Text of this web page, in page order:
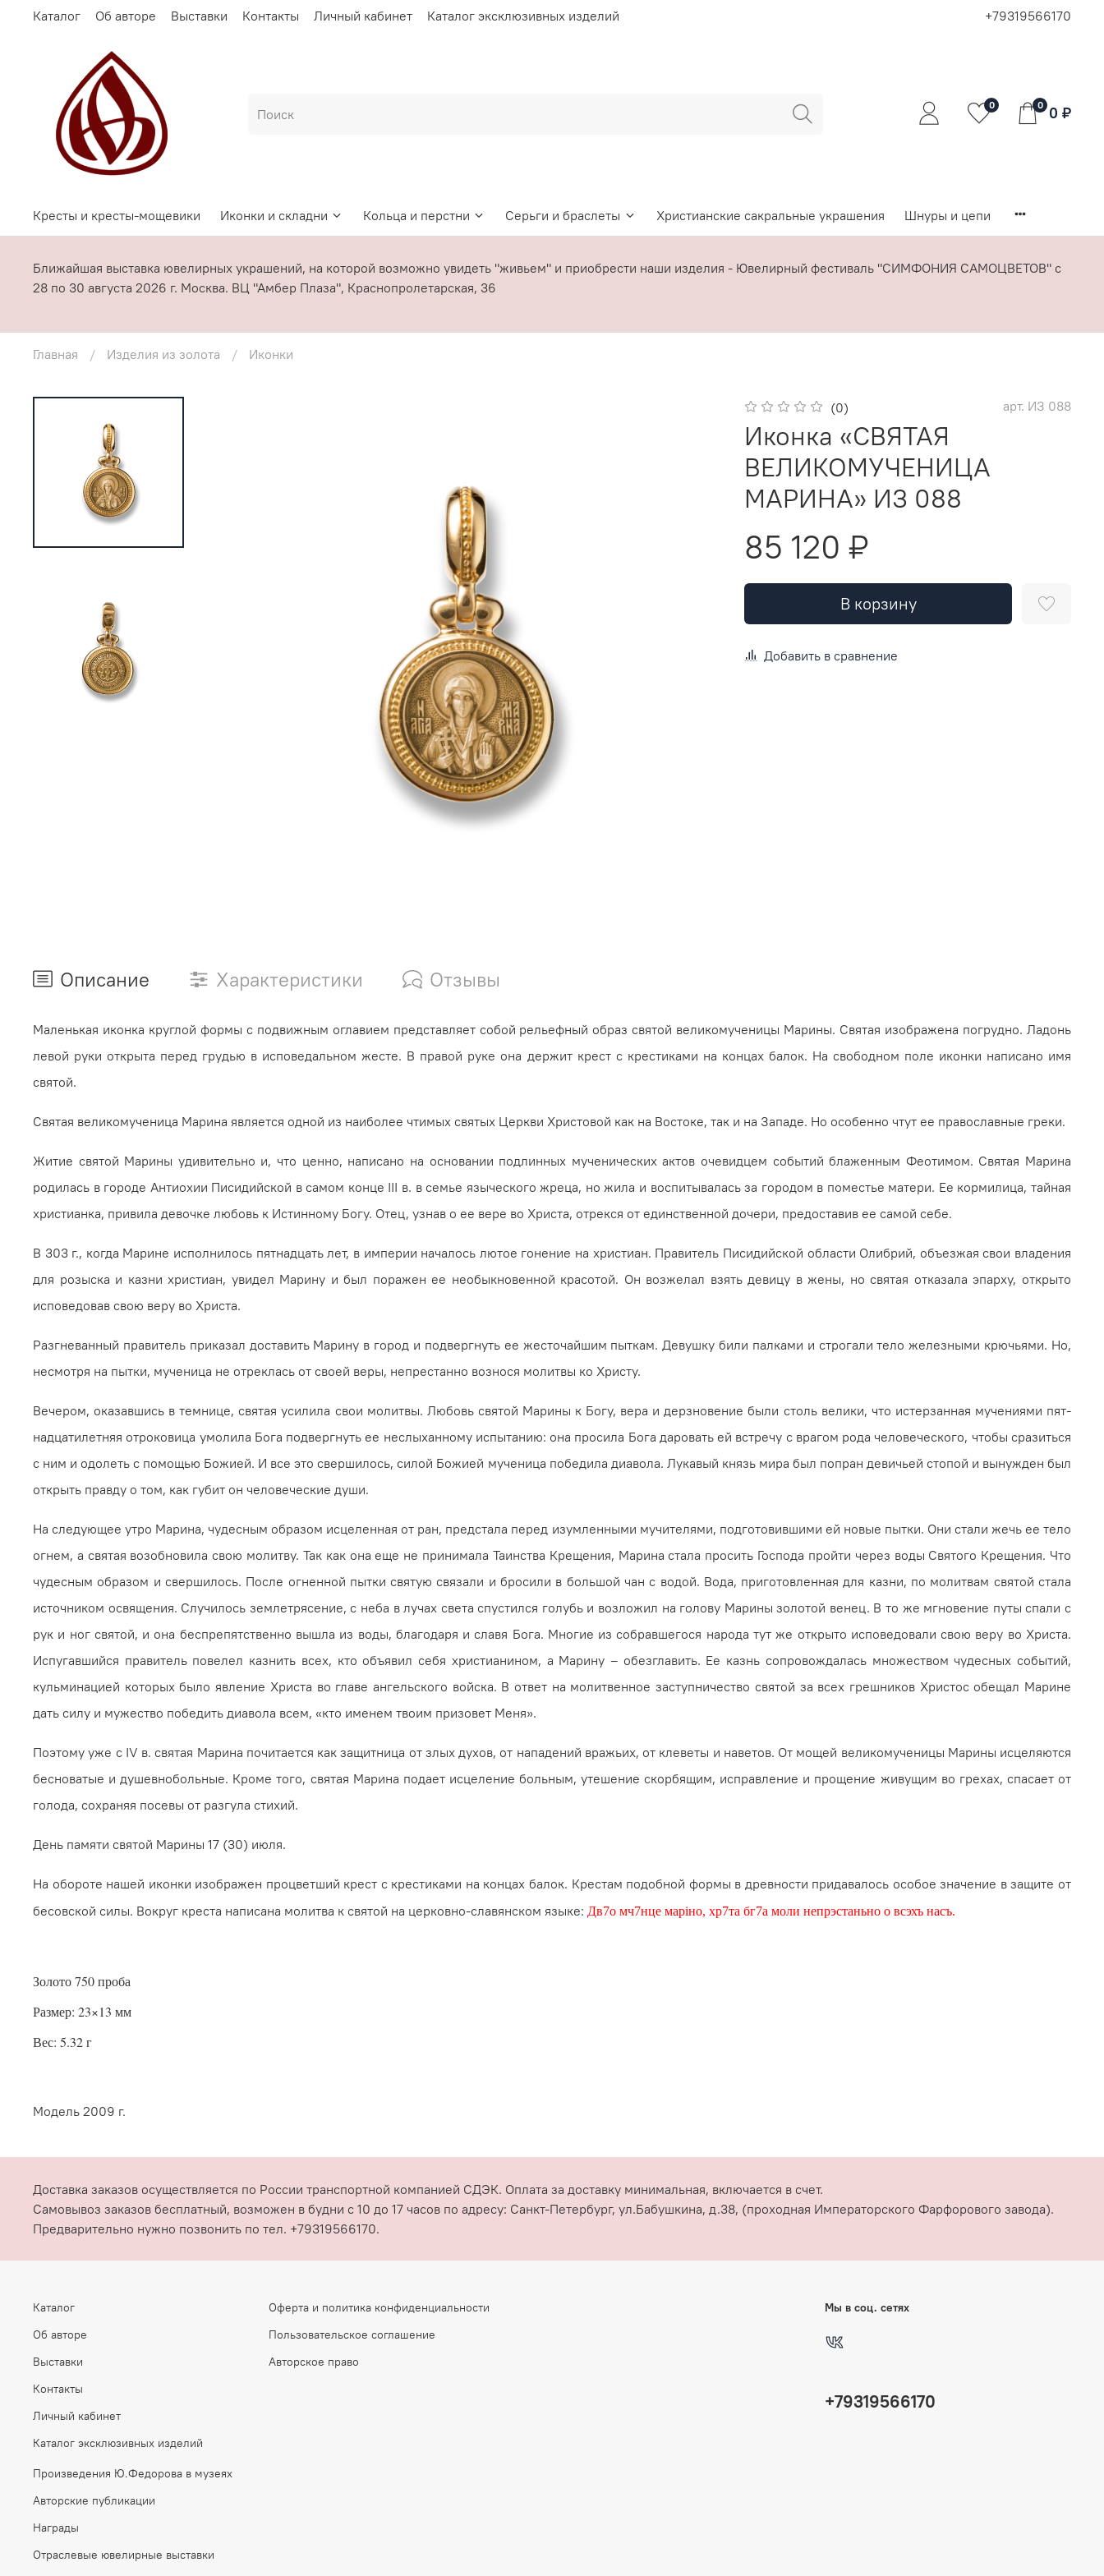
Каталог Об авторе Выставки Контакты Личный кабинет Каталог эксклюзивных изделий +79319566170
0 0 0 ₽
Кресты и кресты-мощевики Иконки и складни Кольца и перстни Серьги и браслеты Христианские сакральные украшения Шнуры и цепи
Ближайшая выставка ювелирных украшений, на которой возможно увидеть "живьем" и приобрести наши изделия - Ювелирный фестиваль "СИМФОНИЯ САМОЦВЕТОВ" с
28 по 30 августа 2026 г. Москва. ВЦ "Амбер Плаза", Краснопролетарская, 36
Главная Изделия из золота Иконки
(0) арт. ИЗ 088
Иконка «СВЯТАЯ
ВЕЛИКОМУЧЕНИЦА
МАРИНА» ИЗ 088
85 120 ₽
В корзину
Добавить в сравнение
Описание Характеристики Отзывы
Маленькая иконка круглой формы с подвижным ог­ла­вием представляет со­б­ой рельефный образ святой вели­­комученицы Марины. Святая изо­бражена погрудно. Ладонь
ле­вой руки открыта перед грудью в исповедаль­ном жесте. В пра­вой руке она держит крест с крес­тиками на концах балок. На сво­бодном поле иконки написано имя
святой.
Святая великомученица Марина является одной из наиболее чти­мых святых Церкви Христовой как на Вос­токе, так и на Западе. Но особенно чтут ее православные греки.
Житие святой Марины уди­вительно и, что ценно, написано на основании подлинных мученических актов очевидцем событий блажен­ным Феотимом. Святая Марина
родилась в городе Антиохии Писидийской в самом конце III в. в семье языческого жреца, но жила и воспитывалась за городом в поместье матери. Ее кормилица, тайная
христианка, привила девочке любовь к Истинному Богу. Отец, узнав о ее вере во Христа, отрекся от единственной дочери, предоставив ее самой себе.
В 303 г., когда Марине исполнилось пятнадцать лет, в империи началось лю­тое гонение на христиан. Правитель Писидийской области Олибрий, объезжая свои владения
для розыска и казни христиан, увидел Марину и был поражен ее необыкновенной красотой. Он возжелал взять девицу в жены, но святая отказала эпарху, открыто
исповедовав свою веру во Христа.
Разгневанный правитель при­казал доставить Марину в город и подвергнуть ее жесточайшим пыткам. Девушку били палками и строгали тело железными крючьями. Но,
несмотря на пыт­ки, мученица не отреклась от сво­ей веры, непрестанно вознося молитвы ко Христу.
Вечером, оказавшись в темнице, святая усилила свои молитвы. Любовь святой Марины к Богу, вера и дерзновение были столь велики, что истерзанная мучениями пят­
надцатилетняя отроковица умо­ли­ла Бога подвергнуть ее неслыханному испытанию: она просила Бога даровать ей встречу с врагом рода человеческого, чтобы сразиться
с ним и одолеть с по­мощью Божией. И все это свершилось, силой Божией мученица победила диавола. Лукавый князь мира был попран девичьей стопой и вынужден был
открыть правду о том, как губит он человеческие души.
На следующее утро Марина, чудесным образом исцеленная от ран, предстала перед изумленными мучителями, подготовившими ей новые пытки. Они стали жечь ее тело
ог­нем, а святая возобновила свою молитву. Так как она еще не принимала Таинства Крещения, Марина стала просить Господа пройти через воды Святого Крещения. Что
чудесным образом и свершилось. После огненной пытки святую связали и бросили в большой чан с водой. Вода, приготовленная для казни, по молитвам святой стала
источником освящения. Случилось землетрясение, с неба в лучах света спустился голубь и возложил на голову Марины золотой венец. В то же мгновение путы спали с
рук и ног святой, и она беспрепятственно вышла из воды, благо­даря и славя Бога. Многие из собравшегося народа тут же открыто исповедовали свою веру во Христа.
Испугавшийся правитель повелел казнить всех, кто объявил себя христианином, а Марину – обезглавить. Ее казнь сопровождалась множеством чудес­ных событий,
кульминацией кото­рых было явление Христа во главе ангельского войска. В ответ на молитвенное заступничество святой за всех грешников Христос обещал Марине
дать силу и мужество победить диавола всем, «кто именем твоим призовет Меня».
Поэтому уже с IV в. святая Мари­на почитается как защитница от злых духов, от нападений вра­жьих, от клеветы и наветов. От мощей великомученицы Мари­ны исцеляются
бесноватые и душевнобольные. Кроме того, святая Мари­на подает исцеление боль­ным, утешение скорбящим, исправление и прощение живущим во грехах, спасает от
голода, сохраняя посевы от разгула стихий.
День памяти святой Марины 17 (30) июля.
На обороте нашей иконки изображен процветший крест с крестиками на концах ба­лок. Крестам подобной формы в древности придавалось особое значение в защите от
бесовской силы. Вокруг креста написана молитва к святой на церковно-славянском языке: Дв7о мч7нце маріно, хр7та бг7а моли непрэстаньно о всэхъ насъ.
Золото 750 проба
Размер: 23×13 мм
Вес: 5.32 г
Модель 2009 г.
Доставка заказов осуществляется по России транспортной компанией СДЭК. Оплата за доставку минимальная, включается в счет.
Самовывоз заказов бесплатный, возможен в будни с 10 до 17 часов по адресу: Санкт-Петербург, ул.Бабушкина, д.38, (проходная Императорского Фарфорового завода).
Предварительно нужно позвонить по тел. +79319566170.
Каталог
Об авторе
Выставки
Контакты
Личный кабинет
Каталог эксклюзивных изделий
Оферта и политика конфиденциальности
Пользовательское соглашение
Авторское право
Произведения Ю.Федорова в музеях
Авторские публикации
Награды
Отраслевые ювелирные выставки
Мы в соц. сетях
+79319566170